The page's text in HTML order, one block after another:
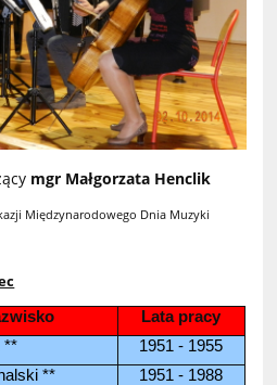
mgr Małgorzata Henclik
Międzynarodowego Dnia Muzyki
Lata pracy
**
1951 - 1955
**
1951 - 1988